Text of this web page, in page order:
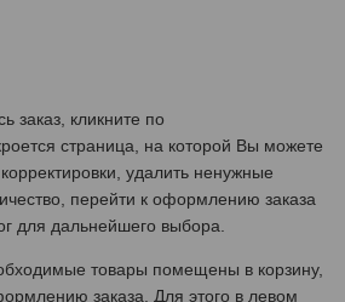
заказ, кликните по
страница, на которой Вы можете
удалить ненужные
перейти к оформлению заказа
для дальнейшего выбора.
товары помещены в корзину,
заказа. Для этого в левом